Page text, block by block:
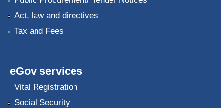
Act, law and directives
Tax and Fees
eGov services
Vital Registration
Social Security